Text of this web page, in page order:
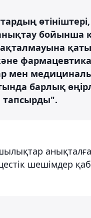
бойынша
мен
барлық
тапсырды".
шешімдер